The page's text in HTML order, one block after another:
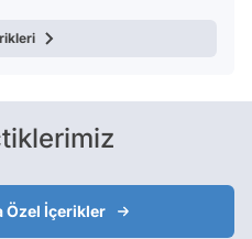
Özel İçerikler